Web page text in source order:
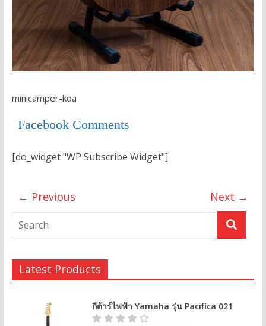
minicamper-koa
Facebook Comments
[do_widget "WP Subscribe Widget"]
← Previous Next →
Latest Products
กีต้าร์ไฟฟ้า Yamaha รุ่น Pacifica 021